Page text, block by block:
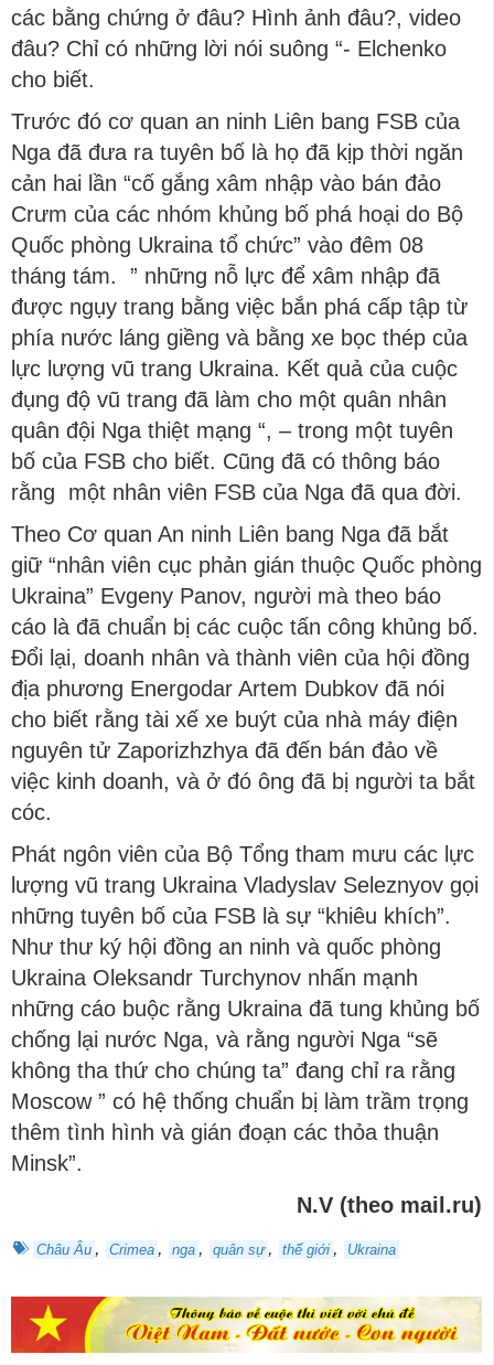
các bằng chứng ở đâu? Hình ảnh đâu?, video
đâu? Chỉ có những lời nói suông “- Elchenko
cho biết.
Trước đó cơ quan an ninh Liên bang FSB của
Nga đã đưa ra tuyên bố là họ đã kịp thời ngăn
cản hai lần “cố gắng xâm nhập vào bán đảo
Crưm của các nhóm khủng bố phá hoại do Bộ
Quốc phòng Ukraina tổ chức” vào đêm 08
tháng tám. ” những nỗ lực để xâm nhập đã
được ngụy trang bằng việc bắn phá cấp tập từ
phía nước láng giềng và bằng xe bọc thép của
lực lượng vũ trang Ukraina. Kết quả của cuộc
đụng độ vũ trang đã làm cho một quân nhân
quân đội Nga thiệt mạng “, – trong một tuyên
bố của FSB cho biết. Cũng đã có thông báo
rằng một nhân viên FSB của Nga đã qua đời.
Theo Cơ quan An ninh Liên bang Nga đã bắt
giữ “nhân viên cục phản gián thuộc Quốc phòng
Ukraina” Evgeny Panov, người mà theo báo
cáo là đã chuẩn bị các cuộc tấn công khủng bố.
Đổi lại, doanh nhân và thành viên của hội đồng
địa phương Energodar Artem Dubkov đã nói
cho biết rằng tài xế xe buýt của nhà máy điện
nguyên tử Zaporizhzhya đã đến bán đảo về
việc kinh doanh, và ở đó ông đã bị người ta bắt
cóc.
Phát ngôn viên của Bộ Tổng tham mưu các lực
lượng vũ trang Ukraina Vladyslav Seleznyov gọi
những tuyên bố của FSB là sự “khiêu khích”.
Như thư ký hội đồng an ninh và quốc phòng
Ukraina Oleksandr Turchynov nhấn mạnh
những cáo buộc rằng Ukraina đã tung khủng bố
chống lại nước Nga, và rằng người Nga “sẽ
không tha thứ cho chúng ta” đang chỉ ra rằng
Moscow ” có hệ thống chuẩn bị làm trầm trọng
thêm tình hình và gián đoạn các thỏa thuận
Minsk”.
N.V (theo mail.ru)
Châu Âu , Crimea , nga , quân sự , thế giới , Ukraina